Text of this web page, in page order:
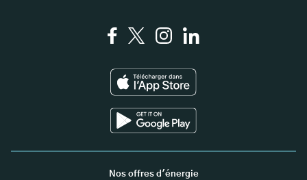
Nos offres d'énergie